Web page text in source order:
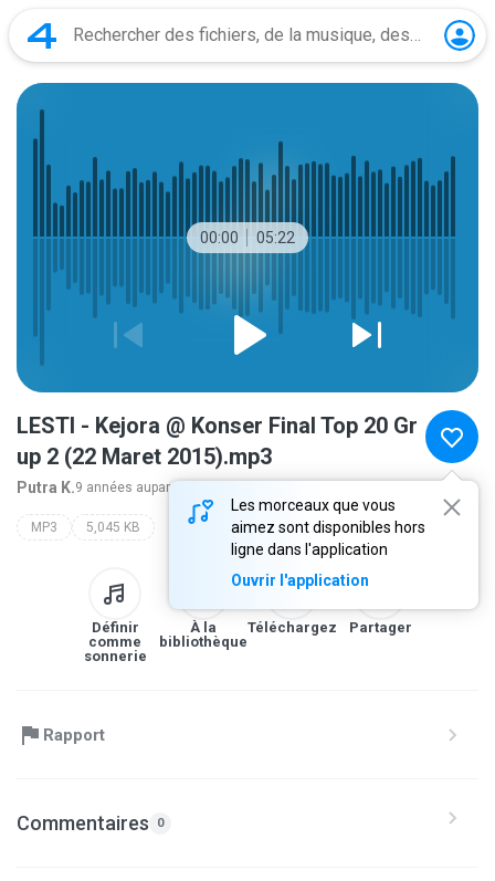
00:00 05:22
Les morceaux que vous
aimez sont disponibles hors
ligne dans l'application
Ouvrir l'application
LESTI - Kejora @ Konser Final Top 20 Gr
up 2 (22 Maret 2015).mp3
Putra K.9 années auparavant
MP3 5,045 KB
Définir
comme
sonnerie
À la
bibliothèque
Téléchargez Partager
Rapport
Commentaires 0